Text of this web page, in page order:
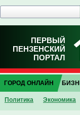
ПЕРВЫЙ
ПЕНЗЕНСКИЙ
ПОРТАЛ
ГОРОД ОНЛАЙН
Политика Экономика